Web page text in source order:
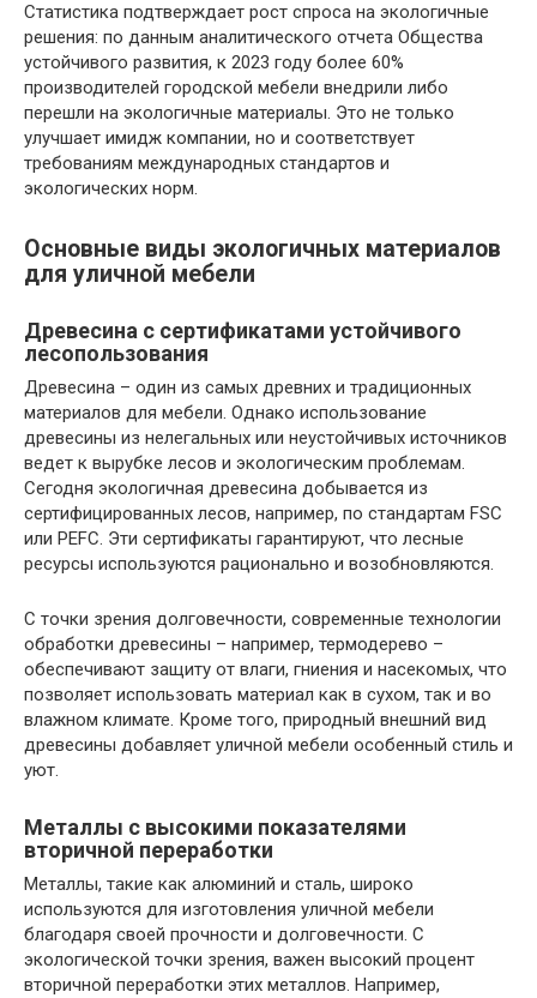
Статистика подтверждает рост спроса на экологичные
решения: по данным аналитического отчета Общества
устойчивого развития, к 2023 году более 60%
производителей городской мебели внедрили либо
перешли на экологичные материалы. Это не только
улучшает имидж компании, но и соответствует
требованиям международных стандартов и
экологических норм.
Основные виды экологичных материалов
для уличной мебели
Древесина с сертификатами устойчивого
лесопользования
Древесина – один из самых древних и традиционных
материалов для мебели. Однако использование
древесины из нелегальных или неустойчивых источников
ведет к вырубке лесов и экологическим проблемам.
Сегодня экологичная древесина добывается из
сертифицированных лесов, например, по стандартам FSC
или PEFC. Эти сертификаты гарантируют, что лесные
ресурсы используются рационально и возобновляются.
С точки зрения долговечности, современные технологии
обработки древесины – например, термодерево –
обеспечивают защиту от влаги, гниения и насекомых, что
позволяет использовать материал как в сухом, так и во
влажном климате. Кроме того, природный внешний вид
древесины добавляет уличной мебели особенный стиль и
уют.
Металлы с высокими показателями
вторичной переработки
Металлы, такие как алюминий и сталь, широко
используются для изготовления уличной мебели
благодаря своей прочности и долговечности. С
экологической точки зрения, важен высокий процент
вторичной переработки этих металлов. Например,